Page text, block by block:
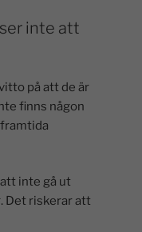
inte att
på att de är
finns någon
inte gå ut
Det riskerar att